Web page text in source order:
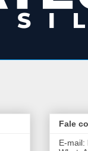
Fale
E-mail: